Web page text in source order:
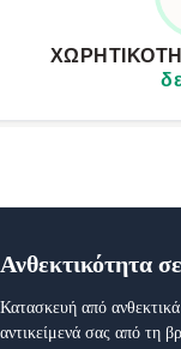
Μεγάλη
Πολλοί
Ανθεκτικότητα
Κατασκευή από
αντικείμενά σας από τη